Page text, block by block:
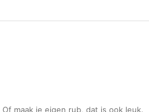
Of maak je eigen rub, dat is ook leuk.